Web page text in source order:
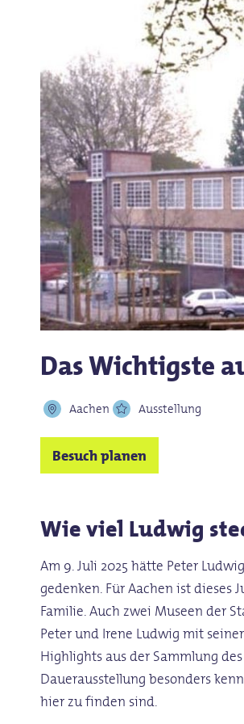
Das Wichtigste
Aachen Ausstellung
Besuch planen
Wie viel Ludwig
Am 9. Juli 2025 hätte Peter
gedenken. Für Aachen ist
Familie. Auch zwei Museen der
Peter und Irene Ludwig mit
Highlights aus der Sammlung
Dauerausstellung besonders
hier zu finden sind.